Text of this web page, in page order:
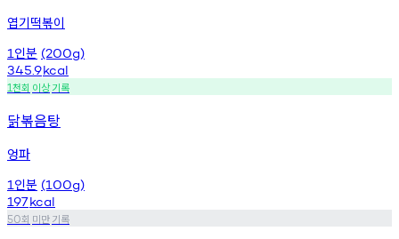
엽기떡볶이
1 인분 (200g)
345.9kcal
1천회 이상기록
닭볶음탕
엉파
1 인분 (100g)
197kcal
50회 미만기록